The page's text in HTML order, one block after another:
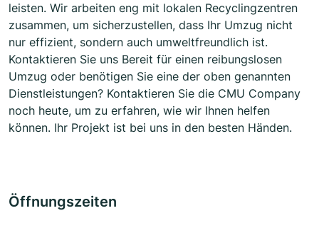
leisten. Wir arbeiten eng mit lokalen Recyclingzentren
zusammen, um sicherzustellen, dass Ihr Umzug nicht
nur effizient, sondern auch umweltfreundlich ist.
Kontaktieren Sie uns Bereit für einen reibungslosen
Umzug oder benötigen Sie eine der oben genannten
Dienstleistungen? Kontaktieren Sie die CMU Company
noch heute, um zu erfahren, wie wir Ihnen helfen
können. Ihr Projekt ist bei uns in den besten Händen.
Öffnungszeiten